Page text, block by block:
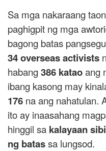
Sa mga nakaraang
paghigpit ng mga
bagong batas
34 overseas activists
habang386 kataoang
ibang kasong may
176 na ang nahatulan.
ito ay inaasahang
hinggil sa kalayaan
ng batassa lungsod.